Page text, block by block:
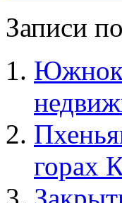
Записи
горах